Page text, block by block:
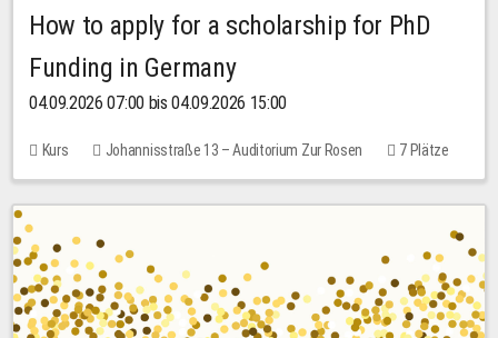
How to apply for a scholarship for PhD
Funding in Germany
04.09.2026 07:00 bis 04.09.2026 15:00
Kurs Johannisstraße 13 – Auditorium Zur Rosen
7 Plätze
10,00 EUR